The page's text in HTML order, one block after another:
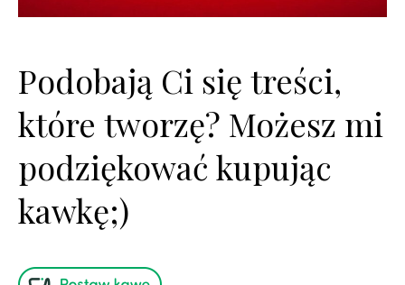
Podobają Ci się treści,
które tworzę? Możesz mi
podziękować kupując
kawkę;)